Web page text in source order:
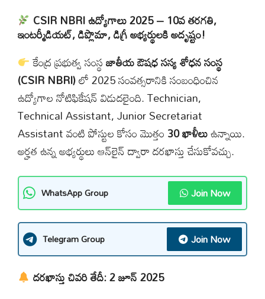
CSIR NBRI ఉద్యోగాలు 2025 – 10వ తరగతి,
ఇంటర్మీడియట్, డిప్లొమా, డిగ్రీ అభ్యర్థులకి అదృష్టం!
కేంద్ర ప్రభుత్వ సంస్థజాతీయ ఔషధ సస్య శోధన సంస్థ
(CSIR NBRI)లో 2025 సంవత్సరానికి సంబంధించిన
ఉద్యోగాల నోటిఫికేషన్ విడుదలైంది. Technician,
Technical Assistant, Junior Secretariat
Assistant వంటి పోస్టుల కోసం మొత్తం30 ఖాళీలుఉన్నాయి.
అర్హత ఉన్న అభ్యర్థులు ఆన్‌లైన్ ద్వారా దరఖాస్తు చేసుకోవచ్చు.
WhatsApp Group Join Now
Telegram Group Join Now
దరఖాస్తు చివరి తేదీ: 2 జూన్ 2025